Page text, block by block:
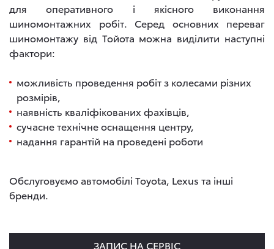
для оперативного і якісного виконання
шиномонтажних робіт. Серед основних переваг
шиномонтажу від Тойота можна виділити наступні
фактори:
можливість проведення робіт з колесами різних
розмірів,
наявність кваліфікованих фахівців,
сучасне технічне оснащення центру,
надання гарантій на проведені роботи
Обслуговуємо автомобілі Toyota, Lexus та інші
бренди.
ЗАПИС НА СЕРВІС